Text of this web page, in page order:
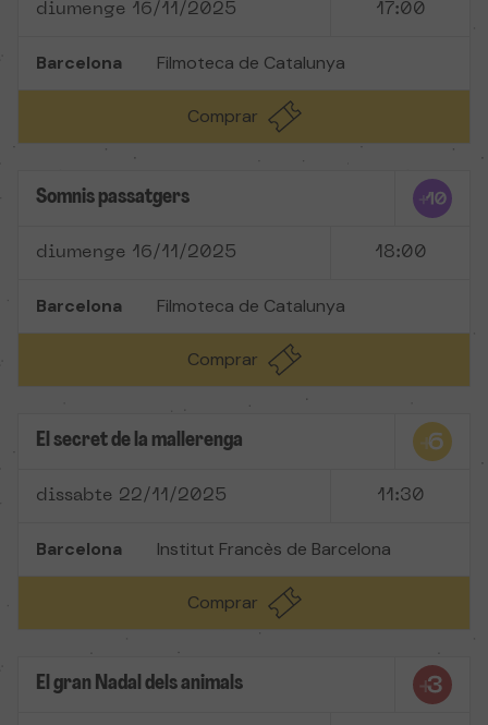
diumenge 16/11/2025 17:00
Barcelona Filmoteca de Catalunya
Comprar
Somnis passatgers
diumenge 16/11/2025 18:00
Barcelona Filmoteca de Catalunya
Comprar
El secret de la mallerenga
dissabte 22/11/2025 11:30
Barcelona Institut Francès de Barcelona
Comprar
El gran Nadal dels animals